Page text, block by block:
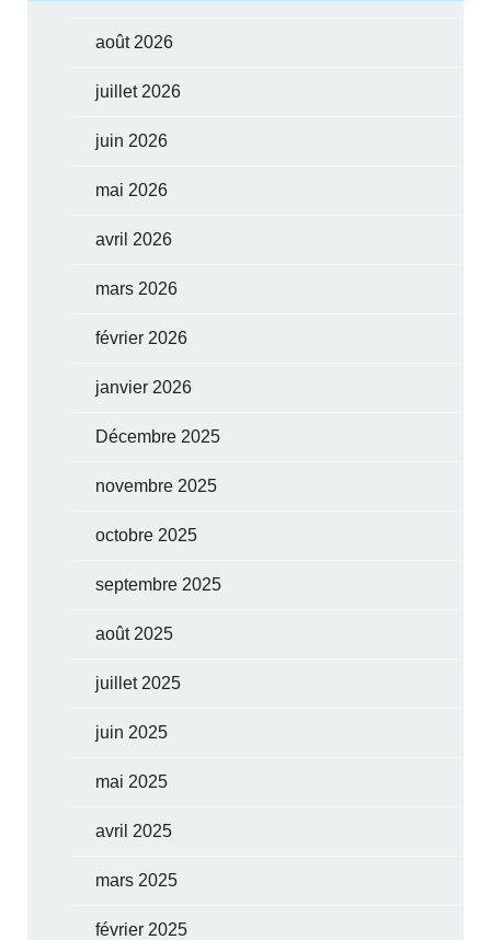
août 2026
juillet 2026
juin 2026
mai 2026
avril 2026
mars 2026
février 2026
janvier 2026
Décembre 2025
novembre 2025
octobre 2025
septembre 2025
août 2025
juillet 2025
juin 2025
mai 2025
avril 2025
mars 2025
février 2025